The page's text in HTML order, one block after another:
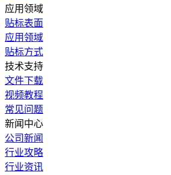
应用领域
贴标表面
应用领域
贴标方式
技术支持
文件下载
视频教程
常见问题
新闻中心
公司新闻
行业攻略
行业资讯